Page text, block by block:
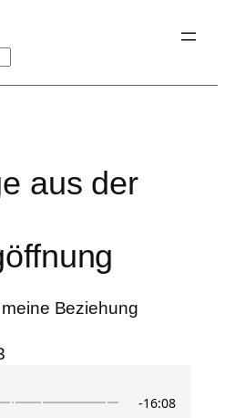
aus der
Beziehung